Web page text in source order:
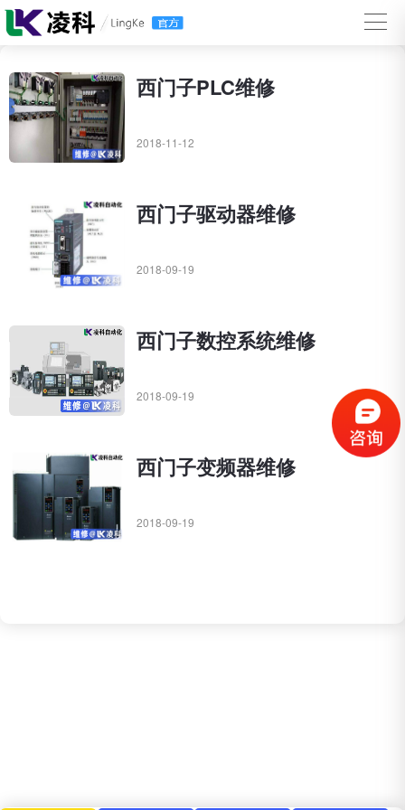
西门子PLC维修
2018-11-12
西门子驱动器维修
2018-09-19
西门子数控系统维修
2018-09-19
西门子变频器维修
2018-09-19